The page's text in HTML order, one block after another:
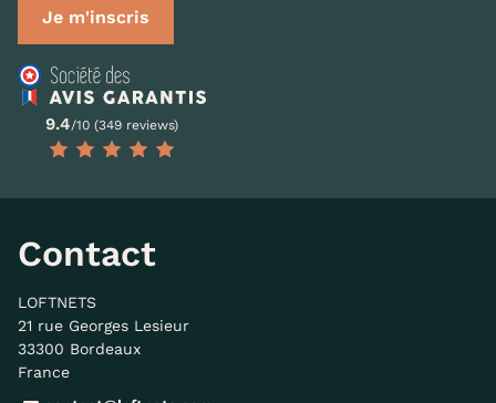
Je m'inscris
9.4/10 (349 reviews)
Contact
LOFTNETS
21 rue Georges Lesieur
33300 Bordeaux
France